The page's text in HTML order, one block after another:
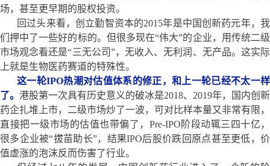
场，甚至更早期的股权投资。
回过头来看，创立勤智资本的2015年是中国创新药元年，我
们押中了一些好的标的。但很多现在“伟大”的企业，用传统二级
市场观念看还是“三无公司”，无收入、无利润、无产品。这实际
上就是生物医药赛道的特殊性。
这一轮IPO热潮对估值体系的修正，和上一轮已经不太一样
了。 港股第一次具有历史意义的破冰是2018、2019年，国内创新
药企扎堆上市，二级市场炒了一波，可对比样本量又非常有限，
直接把一级市场的估值也带偏了，Pre-IPO阶段动辄三四十亿，
很多企业被“拔苗助长”，结果IPO后股价跌回原点甚至更低，价
值虚涨的泡沫反而伤害了行业。